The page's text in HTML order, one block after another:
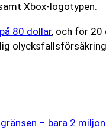
Xbox-logotypen.
80 dollar, och för 20
– bara 2